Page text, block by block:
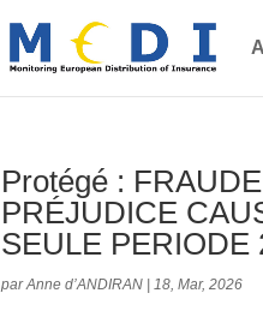
Protégé :
PRÉJUDICE
SEULE PERIODE
parAnne d’ANDIRAN |18, Mar, 2026